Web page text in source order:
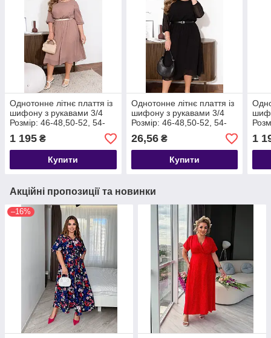
Однотонне літнє плаття із
шифону з рукавами 3/4
Розмір: 46-48,50-52, 54-
56, 58-60, 62-64, 66-68
1 195 ₴
Купити
Однотонне літнє плаття із
шифону з рукавами 3/4
Розмір: 46-48,50-52, 54-
56, 58-60, 62-64, 66-68
26,56₴
Купити
56,
1
Акційні пропозиції та новинки
–16%